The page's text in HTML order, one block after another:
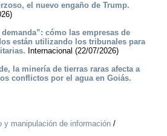
el nuevo engaño de Trump.
cómo las empresas de
están utilizando los tribunales para
Internacional (22/07/2026)
la minería de tierras raras afecta a
conflictos por el agua en Goiás.
y manipulación de información /